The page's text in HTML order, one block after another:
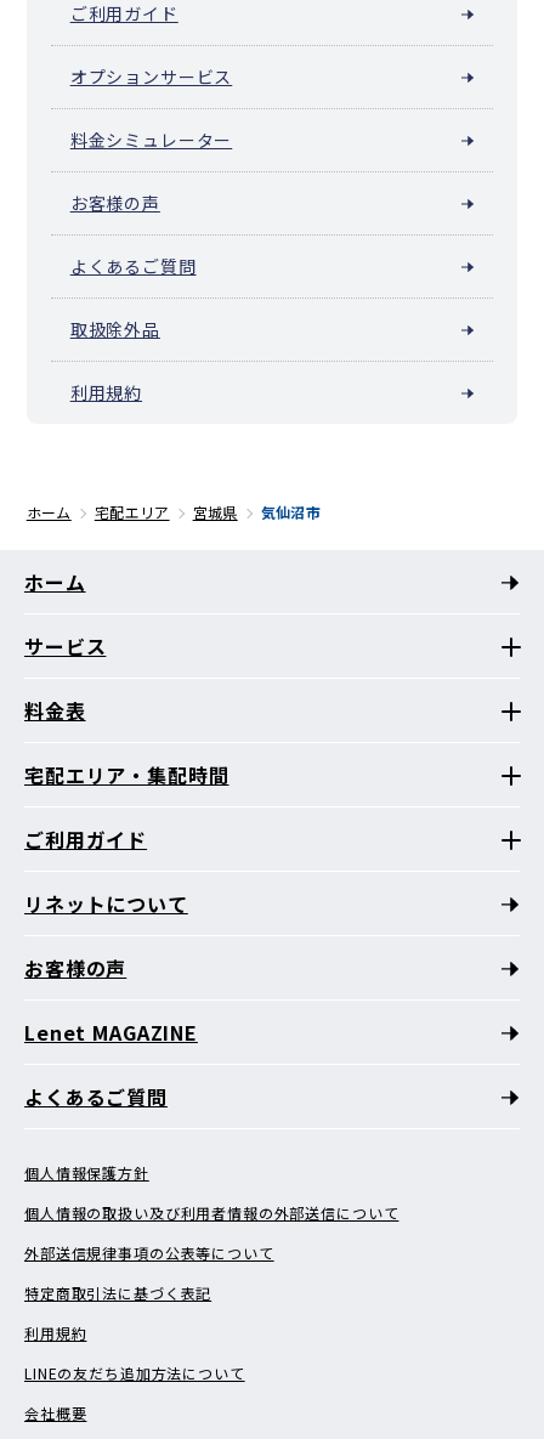
ご利用ガイド
オプションサービス
料金シミュレーター
お客様の声
よくあるご質問
取扱除外品
利用規約
ホーム 宅配エリア 宮城県 気仙沼市
ホーム
サービス
料金表
宅配エリア・集配時間
ご利用ガイド
リネットについて
お客様の声
Lenet MAGAZINE
よくあるご質問
個人情報保護方針
個人情報の取扱い及び利用者情報の外部送信について
外部送信規律事項の公表等について
特定商取引法に基づく表記
利用規約
LINEの友だち追加方法について
会社概要